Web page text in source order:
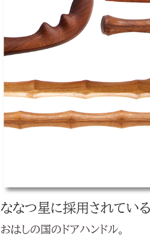
ななつ星に採用されてい
おはしの国のドアハンドル。